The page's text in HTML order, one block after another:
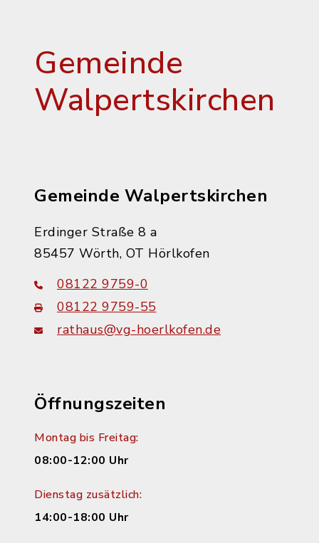
Gemeinde
Walpertskirchen
Gemeinde Walpertskirchen
Erdinger Straße 8 a
85457 Wörth, OT Hörlkofen
08122 9759-0
08122 9759-55
rathaus@vg-hoerlkofen.de
Öffnungszeiten
Montag bis Freitag:
08:00-12:00 Uhr
Dienstag zusätzlich:
14:00-18:00 Uhr